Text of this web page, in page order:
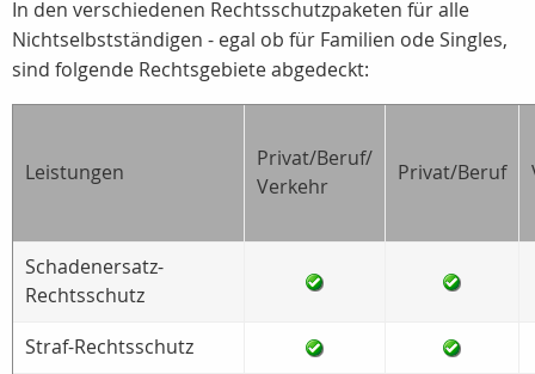
In den verschiedenen Rechtsschutzpaketen für alle
Nichtselbstständigen - egal ob für Familien ode Singles,
sind folgende Rechtsgebiete abgedeckt:
Leistungen
Privat/Beruf/
Verkehr
Privat/Beruf
Schadenersatz-
Rechtsschutz
Straf-Rechtsschutz